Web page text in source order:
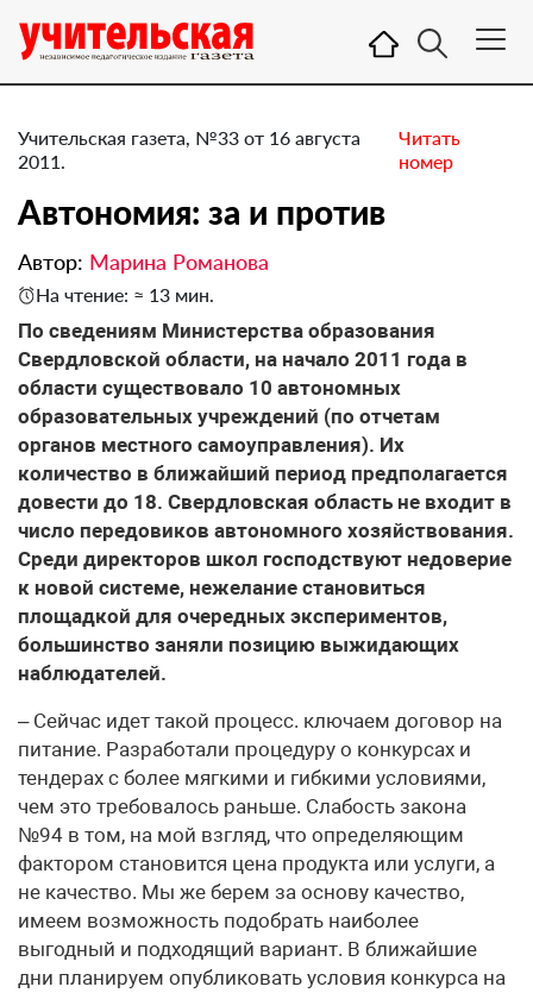
Учительская газета, №33 от 16 августа
2011.
Читать
номер
Автономия: за и против
Автор: Марина Романова
На чтение: ≈ 13 мин.
По сведениям Министерства образования
Свердловской области, на начало 2011 года в
области существовало 10 автономных
образовательных учреждений (по отчетам
органов местного самоуправления). Их
количество в ближайший период предполагается
довести до 18. Свердловская область не входит в
число передовиков автономного хозяйствования.
Среди директоров школ господствуют недоверие
к новой системе, нежелание становиться
площадкой для очередных экспериментов,
большинство заняли позицию выжидающих
наблюдателей.
– Сейчас идет такой процесс. ключаем договор на
питание. Разработали процедуру о конкурсах и
тендерах с более мягкими и гибкими условиями,
чем это требовалось раньше. Слабость закона
№94 в том, на мой взгляд, что определяющим
фактором становится цена продукта или услуги, а
не качество. Мы же берем за основу качество,
имеем возможность подобрать наиболее
выгодный и подходящий вариант. В ближайшие
дни планируем опубликовать условия конкурса на